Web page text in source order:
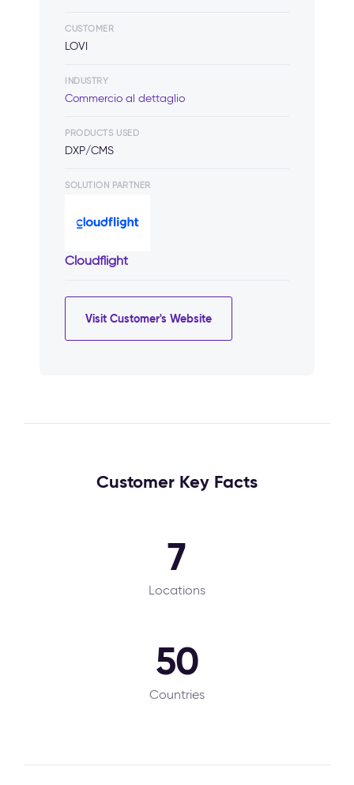
CUSTOMER
LOVI
INDUSTRY
Commercio al dettaglio
PRODUCTS USED
DXP/CMS
SOLUTION PARTNER
Cloudflight
Visit Customer's Website
Customer Key Facts
7
Locations
50
Countries